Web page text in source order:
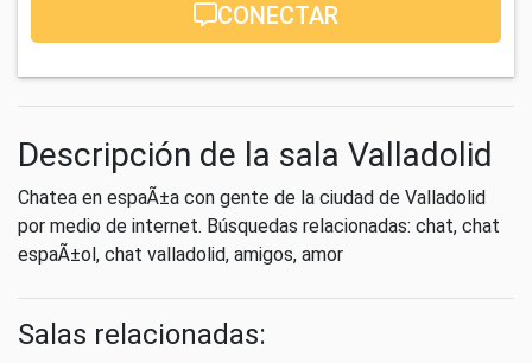
CONECTAR
Descripción de la sala Valladolid
Chatea en espaÃ±a con gente de la ciudad de Valladolid
por medio de internet. Búsquedas relacionadas: chat, chat
espaÃ±ol, chat valladolid, amigos, amor
Salas relacionadas: